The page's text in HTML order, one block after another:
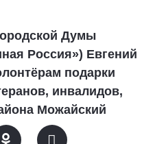
Думы
Россия») Евгений
подарки
инвалидов,
Можайский